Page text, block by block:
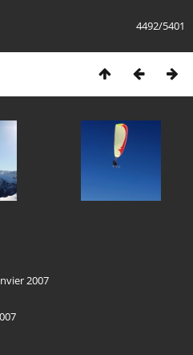
4492/5401
2007